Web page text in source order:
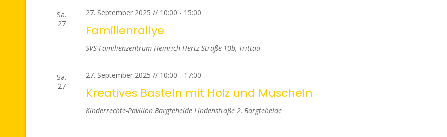
Sa.
27
27. September 2025 // 10:00 - 15:00
Familienrallye
SVS Familienzentrum Heinrich-Hertz-Straße 10b, Trittau
Sa.
27
27. September 2025 // 10:00 - 17:00
Kreatives Basteln mit Holz und Muscheln
Kinderrechte-Pavillon Bargteheide Lindenstraße 2, Bargteheide